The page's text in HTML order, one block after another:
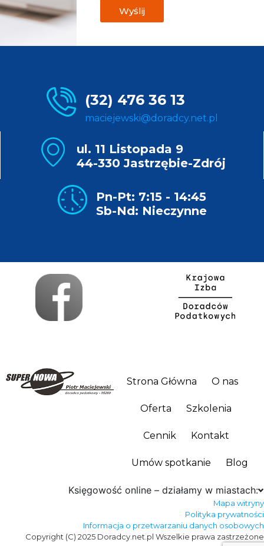
Wyślij
(32) 476 36 13
maciejewski@doradcy.net.pl
ul. 11 Listopada 9
44-330 Jastrzębie-Zdrój
Pn-Pt: 7:15 - 14:45
Sb-Nd: Nieczynne
Strona Główna O nas
Oferta Szkolenia
Cennik Kontakt
Umów spotkanie Blog
Księgowość online – działamy w miastach:
Mapa witryny
Polityka prywatności
Informacja o przetwarzaniu danych osobowych
Copyright (C) 2025 Doradcy.net.pl Wszelkie prawa zastrzeżone